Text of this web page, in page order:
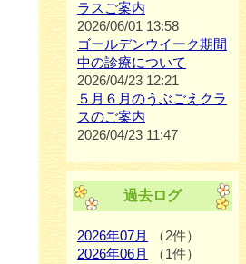
ラスご案内
2026/06/01 13:58
ゴールデンウイーク期間
中の診療について
2026/04/23 12:21
５月６月のうぶごえクラ
スのご案内
2026/04/23 11:47
過去ログ
2026年07月
（2件）
2026年06月
（1件）